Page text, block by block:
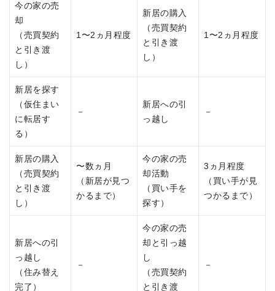
今の家の売
却
（売買契約
と引き渡
し）
1〜2ヵ月程度
新居の購入
（売買契約
と引き渡
し）
1〜2ヵ月程度
新居を探す
（仮住まい
に転居す
る）
－
新居への引
っ越し
－
新居の購入
（売買契約
と引き渡
し）
〜数ヵ月
（新居が見つ
かるまで）
今の家の売
却活動
（買い手を
探す）
3ヵ月程度
（買い手が見
つかるまで）
新居への引
っ越し
（住み替え
完了）
－
今の家の売
却と引っ越
し
（売買契約
と引き渡
－